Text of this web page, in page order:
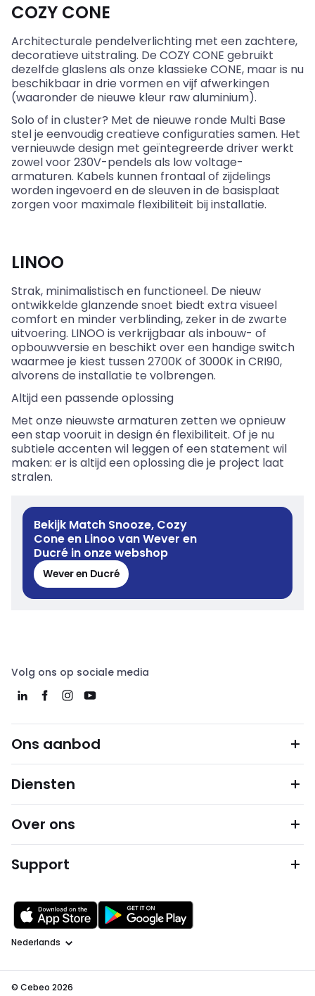
COZY CONE
Architecturale pendelverlichting met een zachtere,
decoratieve uitstraling. De COZY CONE gebruikt
dezelfde glaslens als onze klassieke CONE, maar is nu
beschikbaar in drie vormen en vijf afwerkingen
(waaronder de nieuwe kleur rawaluminium).
Solo of in cluster? Met de nieuwe ronde Multi Base
stel je eenvoudig creatieve configuraties samen. Het
vernieuwde design met geïntegreerde driver werkt
zowel voor 230V-pendels als low voltage-
armaturen. Kabels kunnen frontaal of zijdelings
worden ingevoerd en de sleuven in de basisplaat
zorgen voor maximale flexibiliteit bij installatie.
LINOO
Strak, minimalistisch en functioneel. De nieuw
ontwikkelde glanzende snoet biedt extra visueel
comfort en minder verblinding, zeker in de zwarte
uitvoering. LINOO is verkrijgbaar als inbouw- of
opbouwversie en beschikt over een handige switch
waarmee je kiest tussen 2700K of 3000K in CRI90,
alvorens de installatie te volbrengen.
Altijd een passende oplossing
Met onze nieuwste armaturen zetten we opnieuw
een stap vooruit in design én flexibiliteit. Of je nu
subtiele accenten wil leggen of een statement wil
maken: er is altijd een oplossing die je project laat
stralen.
Bekijk Match Snooze, Cozy
Cone en Linoo van Wever en
Ducré in onze webshop
Wever en Ducré
Volg ons op sociale media
Ons aanbod
Diensten
Over ons
Support
Taal
© Cebeo 2026